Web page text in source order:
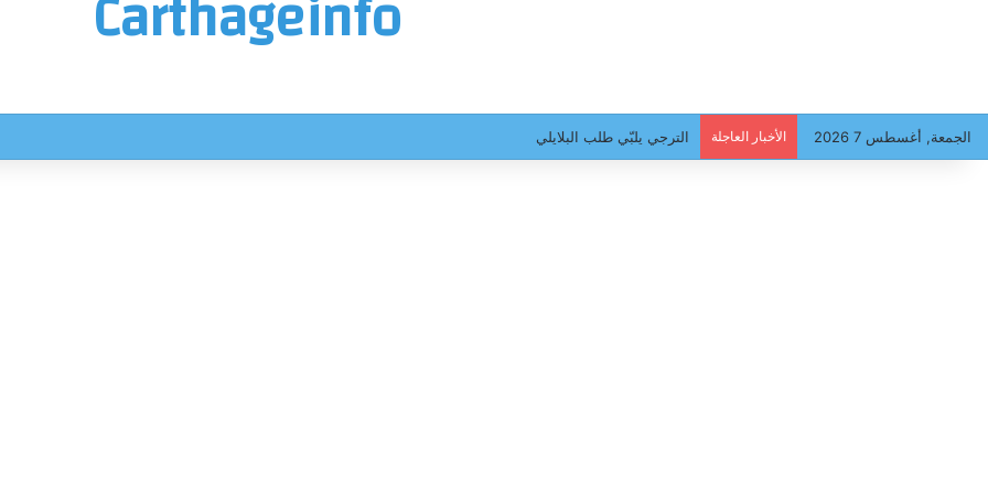
الجمعة, أغسطس 7 2026 الأخبار العاجلة سحب رعدية وأمطار غزيرة متوقعة اليوم الجمعة في هذه المناطق